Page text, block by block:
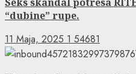
“dubine” rupe.
11 Maja, 2025 1 54681